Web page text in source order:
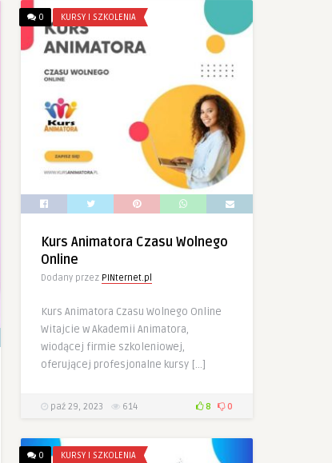
0 KURSY I SZKOLENIA
Kurs Animatora Czasu Wolnego
Online
Dodany przez PINternet.pl
Kurs Animatora Czasu Wolnego Online
Witajcie w Akademii Animatora,
wiodącej firmie szkoleniowej,
oferującej profesjonalne kursy […]
paź 29, 2023 614 8 0
0 KURSY I SZKOLENIA